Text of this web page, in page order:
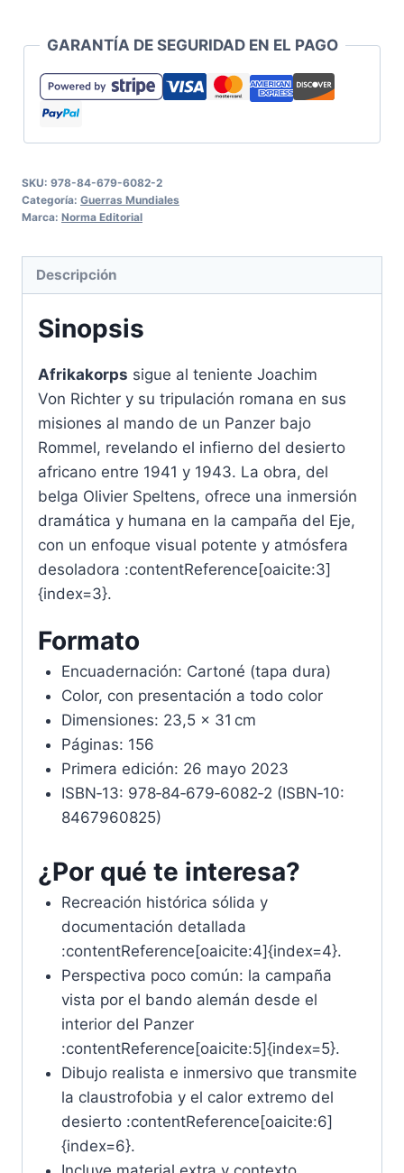
GARANTÍA DE SEGURIDAD EN EL PAGO
SKU: 978-84-679-6082-2
Categoría: Guerras Mundiales
Marca: Norma Editorial
Descripción
Sinopsis
Afrikakorps sigue al teniente Joachim
Von Richter y su tripulación romana en sus
misiones al mando de un Panzer bajo
Rommel, revelando el infierno del desierto
africano entre 1941 y 1943. La obra, del
belga Olivier Speltens, ofrece una inmersión
dramática y humana en la campaña del Eje,
con un enfoque visual potente y atmósfera
desoladora :contentReference[oaicite:3]
{index=3}.
Formato
Encuadernación: Cartoné (tapa dura)
Color, con presentación a todo color
Dimensiones: 23,5 × 31 cm
Páginas: 156
Primera edición: 26 mayo 2023
ISBN‑13: 978‑84‑679‑6082‑2 (ISBN‑10:
8467960825)
¿Por qué te interesa?
Recreación histórica sólida y
documentación detallada
:contentReference[oaicite:4]{index=4}.
Perspectiva poco común: la campaña
vista por el bando alemán desde el
interior del Panzer
:contentReference[oaicite:5]{index=5}.
Dibujo realista e inmersivo que transmite
la claustrofobia y el calor extremo del
desierto :contentReference[oaicite:6]
{index=6}.